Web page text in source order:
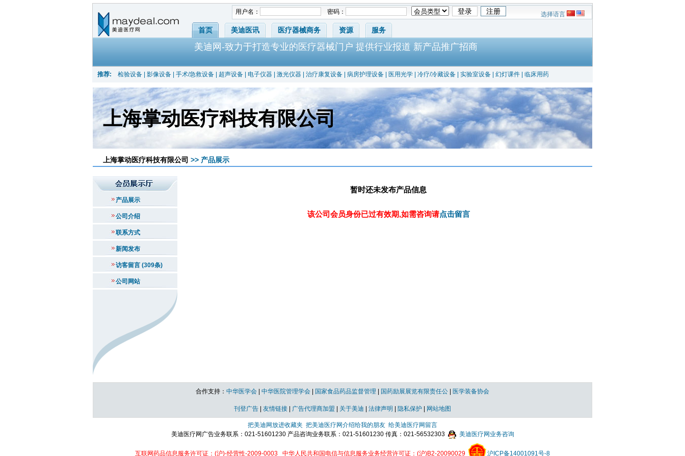
用户名： 密码： 选择语言
首页 美迪医讯 医疗器械商务 资源 服务
美迪网-致力于打造专业的医疗器械门户 提供行业报道 新产品推广招商
推荐: 检验设备 影像设备 手术/急救设备 超声设备 电子仪器 激光仪器 治疗康复设备 病房护理设备 医用光学 冷疗/冷藏设备 实验室设备 幻灯课件 临床用药
上海掌动医疗科技有限公司
上海掌动医疗科技有限公司 >> 产品展示
产品展示
公司介绍
联系方式
新闻发布
访客留言 (309条)
公司网站
暂时还未发布产品信息
该公司会员身份已过有效期,如需咨询请点击留言
合作支持： 中华医学会 中华医院管理学会 国家食品药品监督管理 国药励展展览有限责任公 医学装备协会
刊登广告 友情链接 广告代理商加盟 关于美迪 法律声明 隐私保护 网站地图
把美迪网放进收藏夹 把美迪医疗网介绍给我的朋友 给美迪医疗网留言
美迪医疗网广告业务联系：021-51601230 产品咨询业务联系：021-51601230 传真：021-56532303
美迪医疗网业务咨询
互联网药品信息服务许可证：(沪)-经营性-2009-0003 中华人民共和国电信与信息服务业务经营许可证：(沪)B2-20090029 沪ICP备14001091号-8